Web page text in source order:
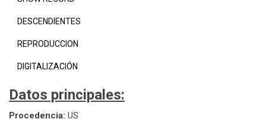
DESCENDIENTES
REPRODUCCION
DIGITALIZACIÓN
Datos principales:
Procedencia: US